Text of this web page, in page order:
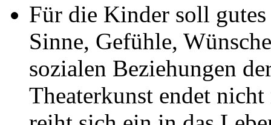
Für die Kinder soll
Sinne, Gefühle,
sozialen Beziehungen
Theaterkunst endet